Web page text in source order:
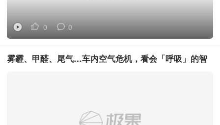
0 0
雾霾、甲醛、尾气…车内空气危机，看会「呼吸」的智